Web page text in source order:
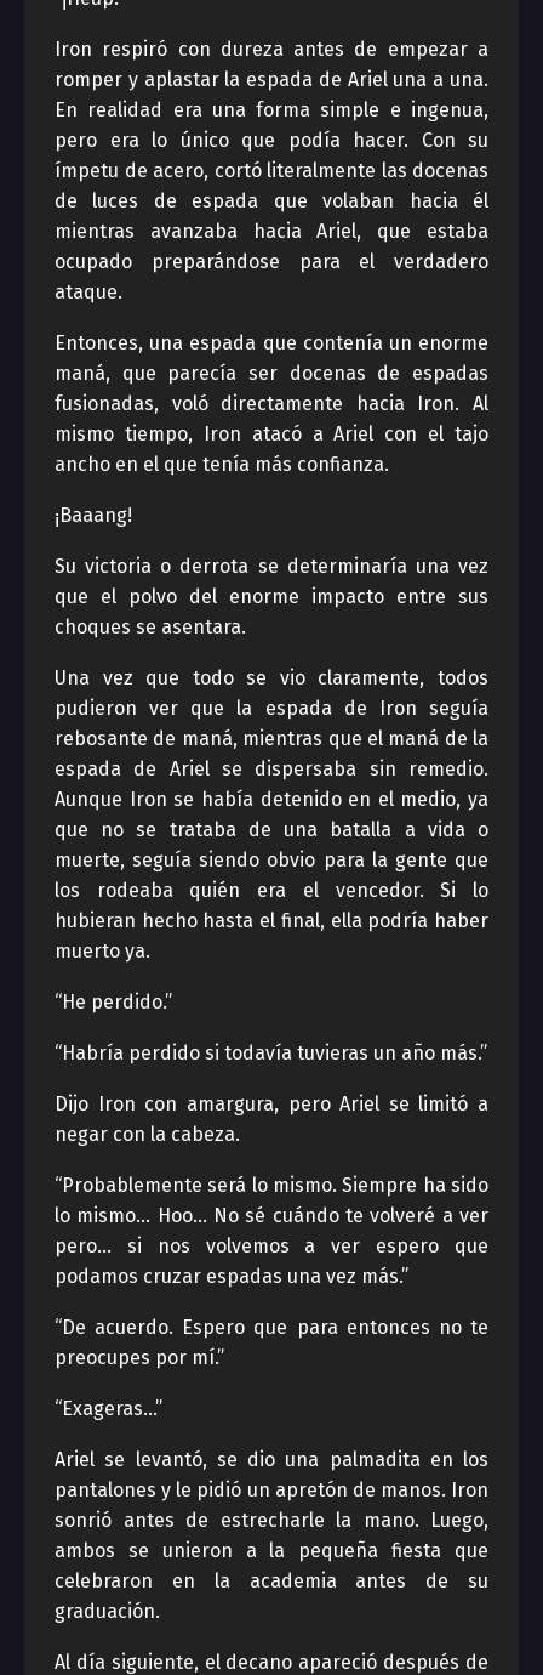
Iron respiró con dureza antes de empezar a
romper y aplastar la espada de Ariel una a una.
En realidad era una forma simple e ingenua,
pero era lo único que podía hacer. Con su
ímpetu de acero, cortó literalmente las docenas
de luces de espada que volaban hacia él
mientras avanzaba hacia Ariel, que estaba
ocupado preparándose para el verdadero
ataque.
Entonces, una espada que contenía un enorme
maná, que parecía ser docenas de espadas
fusionadas, voló directamente hacia Iron. Al
mismo tiempo, Iron atacó a Ariel con el tajo
ancho en el que tenía más confianza.
¡Baaang!
Su victoria o derrota se determinaría una vez
que el polvo del enorme impacto entre sus
choques se asentara.
Una vez que todo se vio claramente, todos
pudieron ver que la espada de Iron seguía
rebosante de maná, mientras que el maná de la
espada de Ariel se dispersaba sin remedio.
Aunque Iron se había detenido en el medio, ya
que no se trataba de una batalla a vida o
muerte, seguía siendo obvio para la gente que
los rodeaba quién era el vencedor. Si lo
hubieran hecho hasta el final, ella podría haber
muerto ya.
“He perdido.”
“Habría perdido si todavía tuvieras un año más.”
Dijo Iron con amargura, pero Ariel se limitó a
negar con la cabeza.
“Probablemente será lo mismo. Siempre ha sido
lo mismo… Hoo… No sé cuándo te volveré a ver
pero… si nos volvemos a ver espero que
podamos cruzar espadas una vez más.”
“De acuerdo. Espero que para entonces no te
preocupes por mí.”
“Exageras…”
Ariel se levantó, se dio una palmadita en los
pantalones y le pidió un apretón de manos. Iron
sonrió antes de estrecharle la mano. Luego,
ambos se unieron a la pequeña fiesta que
celebraron en la academia antes de su
graduación.
Al día siguiente, el decano apareció después de